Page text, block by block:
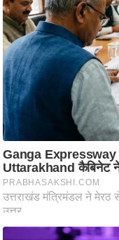
ध
र्म
ज्यो
ति
ष
प्र
म
हि
मा
/
ध